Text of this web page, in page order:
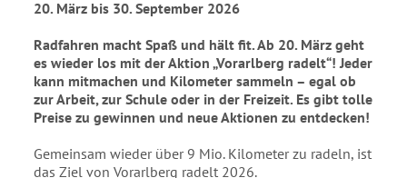
20. März bis 30. September 2026
Radfahren macht Spaß und hält fit. Ab 20. März geht
es wieder los mit der Aktion „Vorarlberg radelt“! Jeder
kann mitmachen und Kilometer sammeln – egal ob
zur Arbeit, zur Schule oder in der Freizeit. Es gibt tolle
Preise zu gewinnen und neue Aktionen zu entdecken!
Gemeinsam wieder über 9 Mio. Kilometer zu radeln, ist
das Ziel von Vorarlberg radelt 2026.